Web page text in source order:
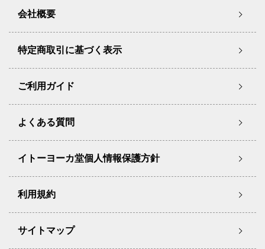
会社概要
特定商取引に基づく表示
ご利用ガイド
よくある質問
イトーヨーカ堂個人情報保護方針
利用規約
サイトマップ